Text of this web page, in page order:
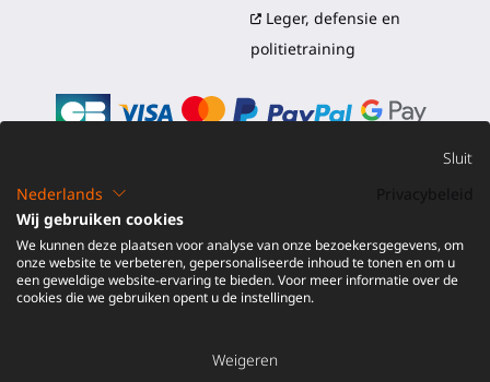
Leger, defensie en
politietraining
©2016-2026 - ProTubeVR™
Verzending en douanerechten
Terugbetaling
Sluit
Nederlands
Wij gebruiken cookies
We kunnen deze plaatsen voor analyse van onze bezoekersgegevens, om
onze website te verbeteren, gepersonaliseerde inhoud te tonen en om u
een geweldige website-ervaring te bieden. Voor meer informatie over de
cookies die we gebruiken opent u de instellingen.
Weigeren